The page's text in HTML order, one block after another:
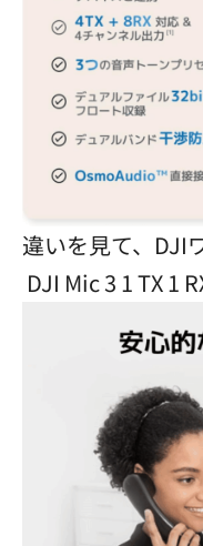
違いを見て、DJI
DJI Mic 3 1 TX 1